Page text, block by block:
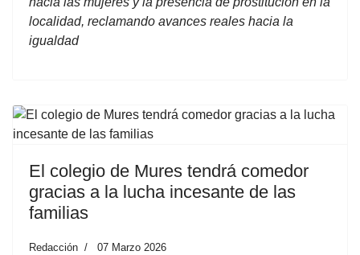
localidad, reclamando avances reales hacia la
igualdad
El colegio de Mures tendrá comedor
gracias a la lucha incesante de las
familias
Redacción 07 Marzo 2026